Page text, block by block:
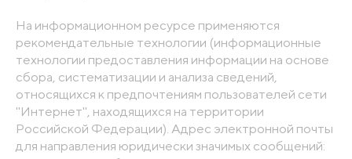
На информационном ресурсе применяются
рекомендательные технологии (информационные
технологии предоставления информации на основе
сбора, систематизации и анализа сведений,
относящихся к предпочтениям пользователей сети
"Интернет", находящихся на территории
Российской Федерации). Адрес электронной почты
для направления юридически значимых сообщений: